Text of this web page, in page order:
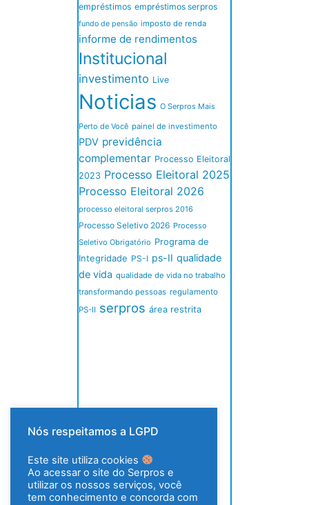
empréstimos empréstimos serpros
fundo de pensão imposto de renda
informe de rendimentos
Institucional
investimento Live
Noticias O Serpros Mais
Perto de Você painel de investimento
PDV previdência
complementar Processo Eleitoral
2023 Processo Eleitoral 2025
Processo Eleitoral 2026
processo eleitoral serpros 2016
Processo Seletivo 2026 Processo
Seletivo Obrigatório Programa de
Integridade PS-I ps-II qualidade
de vida qualidade de vida no trabalho
transformando pessoas regulamento
PS-II serpros área restrita
Nós respeitamos a LGPD
Este site utiliza cookies
Ao acessar o site do Serpros e
utilizar os nossos serviços, você
tem conhecimento e concorda com